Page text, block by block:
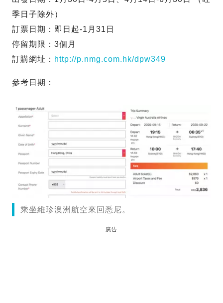
季日子除外）
訂票日期：即日起-1月31日
停留期限：3個月
訂購網址： http://p.nmg.com.hk/dpw349
參考日期：
乘坐維珍澳洲航空來回悉尼。
廣告